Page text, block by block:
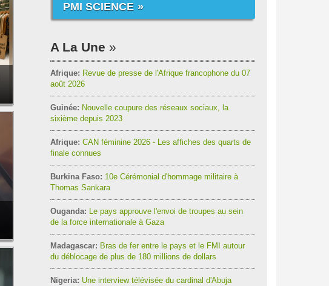
PMI SCIENCE
A La Une
Afrique: Revue de presse de l'Afrique francophone du 07
août 2026
Guinée: Nouvelle coupure des réseaux sociaux, la
sixième depuis 2023
Afrique: CAN féminine 2026 - Les affiches des quarts de
finale connues
Burkina Faso: 10e Cérémonial d'hommage militaire à
Thomas Sankara
Ouganda: Le pays approuve l'envoi de troupes au sein
de la force internationale à Gaza
Madagascar: Bras de fer entre le pays et le FMI autour
du déblocage de plus de 180 millions de dollars
Nigeria: Une interview télévisée du cardinal d'Abuja